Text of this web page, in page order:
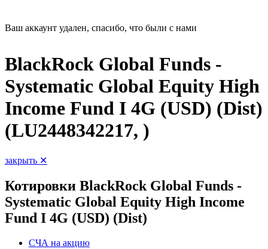
Ваш аккаунт удален, спасибо, что были с нами
BlackRock Global Funds -
Systematic Global Equity High
Income Fund I 4G (USD) (Dist)
(LU2448342217, )
закрыть ✕
Котировки BlackRock Global Funds -
Systematic Global Equity High Income
Fund I 4G (USD) (Dist)
СЧА на акцию